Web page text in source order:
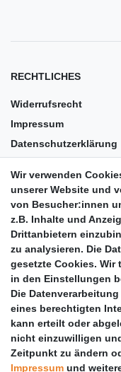
RECHTLICHES
Widerrufsrecht
Impressum
Datenschutzerklärung
Barrierefreiheit
Anleitungen
Vertrag widerrufen
PARTNER
DHL
GLS
PaketPLUS
Wir verwenden
unserer Website und
von Besucher:innen
z.B. Inhalte und
Drittanbietern
zu analysieren. Die
gesetzte Cookies. Wir
in den Einstellungen
Die
eines berechtigten
kann erteilt oder
nicht einzuwilligen
Zeitpunkt zu ändern
Impressum und